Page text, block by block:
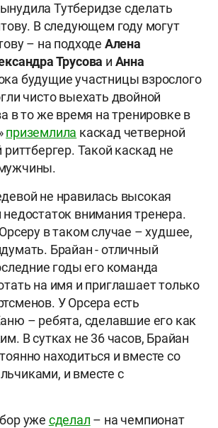
Тутберидзе сделать
В следующем году могут
– на подходе Алена
Трусова и Анна
будущие участницы взрослого
чисто выехать двойной
в то же время на тренировке в
приземлила каскад четверной
риттбергер. Такой каскад не
не нравилась высокая
недостаток внимания тренера.
в таком случае – худшее,
Брайан - отличный
годы его команда
на имя и приглашает только
У Орсера есть
– ребята, сделавшие его как
В сутках не 36 часов, Брайан
находиться и вместе со
и вместе с
уже сделал – на чемпионат